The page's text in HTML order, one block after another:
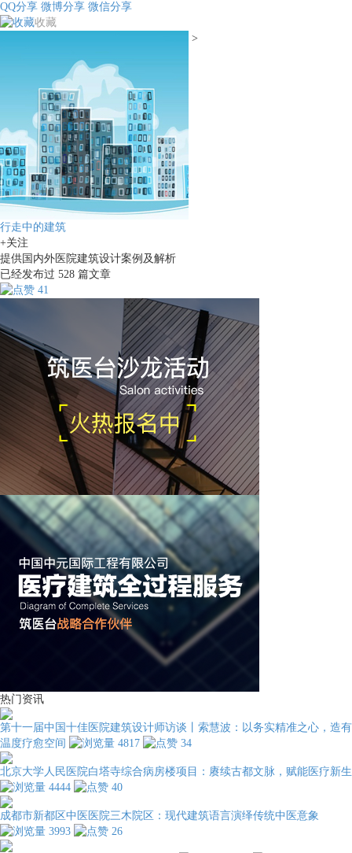
QQ分享 微博分享 微信分享
收藏
>
行走中的建筑
+关注
提供国内外医院建筑设计案例及解析
已经发布过 528 篇文章
41
热门资讯
第十一届中国十佳医院建筑设计师访谈丨索慧波：以务实精准之心，造有
温度疗愈空间
4817 34
北京大学人民医院白塔寺综合病房楼项目：赓续古都文脉，赋能医疗新生
4444
40
成都市新都区中医医院三木院区：现代建筑语言演绎传统中医意象
3993
26